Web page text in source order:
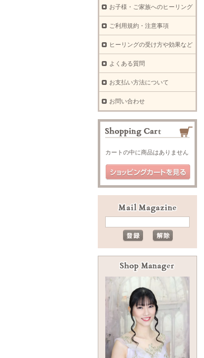
お子様・ご家族へのヒーリング
ご利用規約・注意事項
ヒーリングの受け方や効果など
よくある質問
お支払い方法について
お問い合わせ
カートの中に商品はありません